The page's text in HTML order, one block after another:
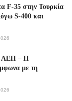
F-35 στην Τουρκία
S-400 και
ΑΕΠ – Η
με τη